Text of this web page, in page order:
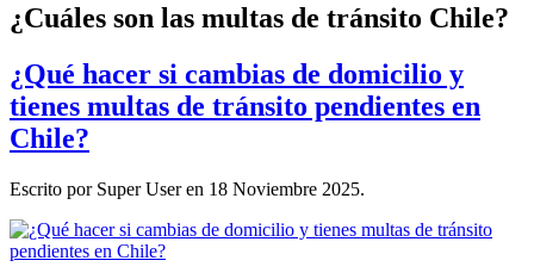
¿Cuáles son las multas de tránsito Chile?
¿Qué hacer si cambias de domicilio y
tienes multas de tránsito pendientes en
Chile?
Escrito por Super User en 18 Noviembre 2025.